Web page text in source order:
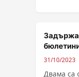
31/10/2023
Двама са